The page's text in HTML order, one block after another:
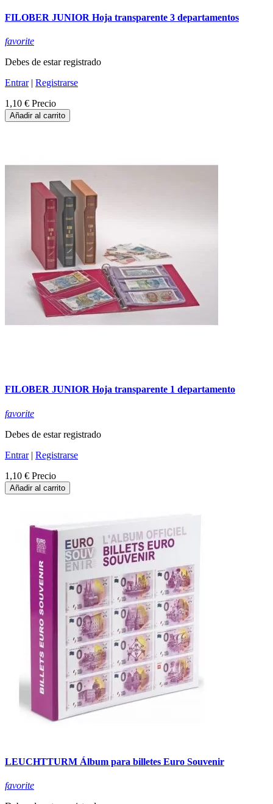
FILOBER JUNIOR Hoja transparente 3 departamentos
favorite
Debes de estar registrado
Entrar| Registrarse
1,10 € Precio
Añadir al carrito
FILOBER JUNIOR Hoja transparente 1 departamento
favorite
Debes de estar registrado
Entrar| Registrarse
1,10 € Precio
Añadir al carrito
LEUCHTTURM Álbum para billetes Euro Souvenir
favorite